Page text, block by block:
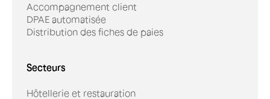
Accompagnement client
DPAE automatisée
Distribution des fiches de paies
Secteurs
Hôtellerie et restauration